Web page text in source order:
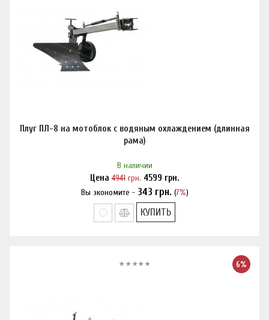
Плуг ПЛ-8 на мотоблок с водяным охлаждением (длинная
рама)
В наличии
Цена 4941 грн. 4599 грн.
Вы экономите - 343 грн. (7%)
Нашли дешевле?
КУПИТЬ
6%